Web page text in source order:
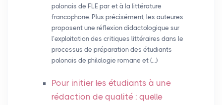
polonais de FLE par et à la littérature
francophone. Plus précisément, les auteures
proposent une réflexion didactologique sur
l’exploitation des critiques littéraires dans le
processus de préparation des étudiants
polonais de philologie romane et (…)
Pour initier les étudiants à une
rédaction de qualité : quelle